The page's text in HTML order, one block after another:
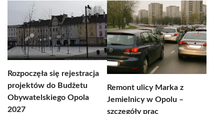
Rozpoczęła się rejestracja
projektów do Budżetu
Obywatelskiego Opola
2027
Remont ulicy Marka z
Jemielnicy w Opolu –
szczegóły prac